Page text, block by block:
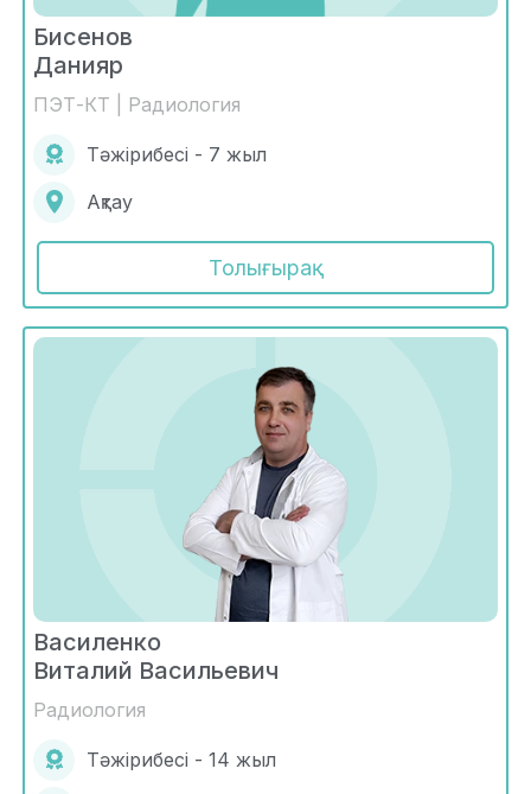
Бисенов
Данияр
ПЭТ-КТ | Радиология
Тәжірибесі - 7 жыл
Ақтау
Толығырақ
Василенко
Виталий Васильевич
Радиология
Тәжірибесі - 14 жыл